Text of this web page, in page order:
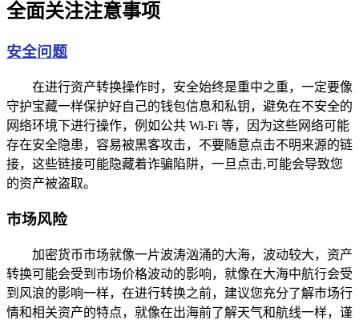
全面关注注意事项
安全问题
在进行资产转换操作时，安全始终是重中之重，一定要像
守护宝藏一样保护好自己的钱包信息和私钥，避免在不安全的
网络环境下进行操作，例如公共 Wi-Fi 等，因为这些网络可能
存在安全隐患，容易被黑客攻击，不要随意点击不明来源的链
接，这些链接可能隐藏着诈骗陷阱，一旦点击,可能会导致您
的资产被盗取。
市场风险
加密货币市场就像一片波涛汹涌的大海，波动较大，资产
转换可能会受到市场价格波动的影响，就像在大海中航行会受
到风浪的影响一样，在进行转换之前，建议您充分了解市场行
情和相关资产的特点，就像在出海前了解天气和航线一样，谨